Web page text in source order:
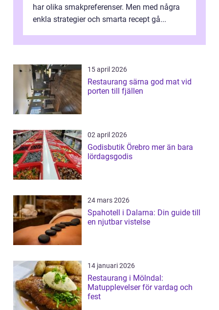
har olika smakpreferenser. Men med några
enkla strategier och smarta recept gå...
15 april 2026
Restaurang särna god mat vid
porten till fjällen
02 april 2026
Godisbutik Örebro mer än bara
lördagsgodis
24 mars 2026
Spahotell i Dalarna: Din guide till
en njutbar vistelse
14 januari 2026
Restaurang i Mölndal:
Matupplevelser för vardag och
fest